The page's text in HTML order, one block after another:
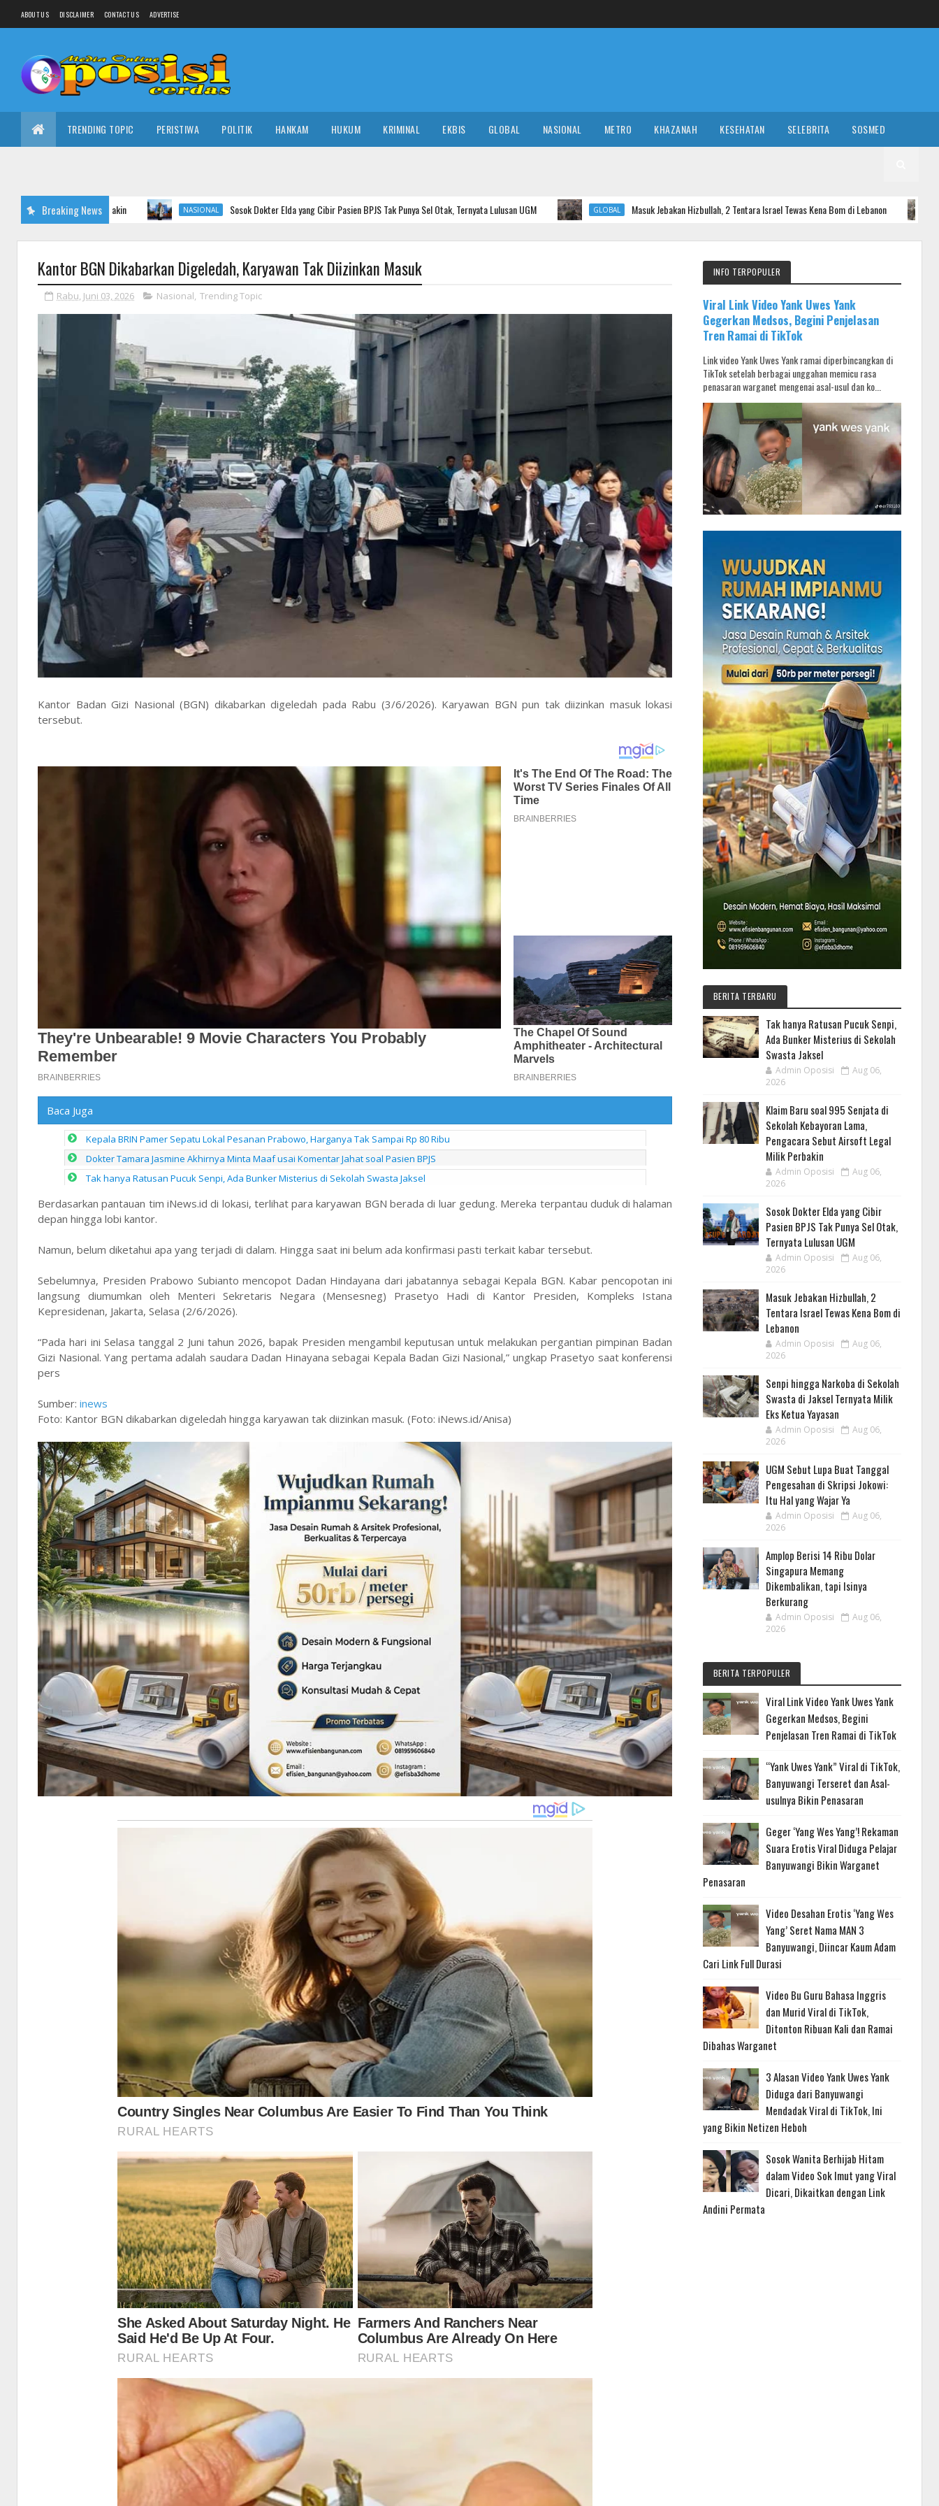
ABOUT US DISCLAIMER CONTACT US ADVERTISE
TRENDING TOPIC PERISTIWA POLITIK HANKAM HUKUM KRIMINAL EKBIS GLOBAL NASIONAL METRO KHAZANAH KESEHATAN SELEBRITA SOSMED
Breaking News NASIONAL Sosok Dokter Elda yang Cibir Pasien BPJS Tak Punya Sel Otak, Ternyata Lulusan UGM GLOBAL Masuk Jebakan Hizbullah, 2 Tentara Israel Tewas Kena Bom di Lebanon NASIONAL
Kantor BGN Dikabarkan Digeledah, Karyawan Tak Diizinkan Masuk
Rabu, Juni 03, 2026 Nasional, Trending Topic
Kantor Badan Gizi Nasional (BGN) dikabarkan digeledah pada Rabu (3/6/2026). Karyawan BGN pun tak diizinkan masuk lokasi
tersebut.
Baca Juga
Kepala BRIN Pamer Sepatu Lokal Pesanan Prabowo, Harganya Tak Sampai Rp 80 Ribu
Dokter Tamara Jasmine Akhirnya Minta Maaf usai Komentar Jahat soal Pasien BPJS
Tak hanya Ratusan Pucuk Senpi, Ada Bunker Misterius di Sekolah Swasta Jaksel
Berdasarkan pantauan tim iNews.id di lokasi, terlihat para karyawan BGN berada di luar gedung. Mereka terpantau duduk di halaman
depan hingga lobi kantor.
Namun, belum diketahui apa yang terjadi di dalam. Hingga saat ini belum ada konfirmasi pasti terkait kabar tersebut.
Sebelumnya, Presiden Prabowo Subianto mencopot Dadan Hindayana dari jabatannya sebagai Kepala BGN. Kabar pencopotan ini
langsung diumumkan oleh Menteri Sekretaris Negara (Mensesneg) Prasetyo Hadi di Kantor Presiden, Kompleks Istana
Kepresidenan, Jakarta, Selasa (2/6/2026).
“Pada hari ini Selasa tanggal 2 Juni tahun 2026, bapak Presiden mengambil keputusan untuk melakukan pergantian pimpinan Badan
Gizi Nasional. Yang pertama adalah saudara Dadan Hinayana sebagai Kepala Badan Gizi Nasional,” ungkap Prasetyo saat konferensi
pers
Sumber: inews
Foto: Kantor BGN dikabarkan digeledah hingga karyawan tak diizinkan masuk. (Foto: iNews.id/Anisa)
INFO TERPOPULER
Viral Link Video Yank Uwes Yank
Gegerkan Medsos, Begini Penjelasan
Tren Ramai di TikTok
Link video Yank Uwes Yank ramai diperbincangkan di
TikTok setelah berbagai unggahan memicu rasa
penasaran warganet mengenai asal-usul dan ko...
BERITA TERBARU
Tak hanya Ratusan Pucuk Senpi,
Ada Bunker Misterius di Sekolah
Swasta Jaksel
Admin Oposisi
Aug 06,
2026
Klaim Baru soal 995 Senjata di
Sekolah Kebayoran Lama,
Pengacara Sebut Airsoft Legal
Milik Perbakin
Admin Oposisi
Aug 06,
2026
Sosok Dokter Elda yang Cibir
Pasien BPJS Tak Punya Sel Otak,
Ternyata Lulusan UGM
Admin Oposisi
Aug 06,
2026
Masuk Jebakan Hizbullah, 2
Tentara Israel Tewas Kena Bom di
Lebanon
Admin Oposisi
Aug 06,
2026
Senpi hingga Narkoba di Sekolah
Swasta di Jaksel Ternyata Milik
Eks Ketua Yayasan
Admin Oposisi
Aug 06,
2026
UGM Sebut Lupa Buat Tanggal
Pengesahan di Skripsi Jokowi:
Itu Hal yang Wajar Ya
Admin Oposisi
Aug 06,
2026
Amplop Berisi 14 Ribu Dolar
Singapura Memang
Dikembalikan, tapi Isinya
Berkurang
Admin Oposisi
Aug 06,
2026
BERITA TERPOPULER
Viral Link Video Yank Uwes Yank
Gegerkan Medsos, Begini
Penjelasan Tren Ramai di TikTok
“Yank Uwes Yank” Viral di TikTok,
Banyuwangi Terseret dan Asal-
usulnya Bikin Penasaran
Geger ‘Yang Wes Yang’! Rekaman
Suara Erotis Viral Diduga Pelajar
Banyuwangi Bikin Warganet
Penasaran
Video Desahan Erotis ‘Yang Wes
Yang’ Seret Nama MAN 3
Banyuwangi, Diincar Kaum Adam
Cari Link Full Durasi
Video Bu Guru Bahasa Inggris
dan Murid Viral di TikTok,
Ditonton Ribuan Kali dan Ramai
Dibahas Warganet
3 Alasan Video Yank Uwes Yank
Diduga dari Banyuwangi
Mendadak Viral di TikTok, Ini
yang Bikin Netizen Heboh
Sosok Wanita Berhijab Hitam
dalam Video Sok Imut yang Viral
Dicari, Dikaitkan dengan Link
Andini Permata